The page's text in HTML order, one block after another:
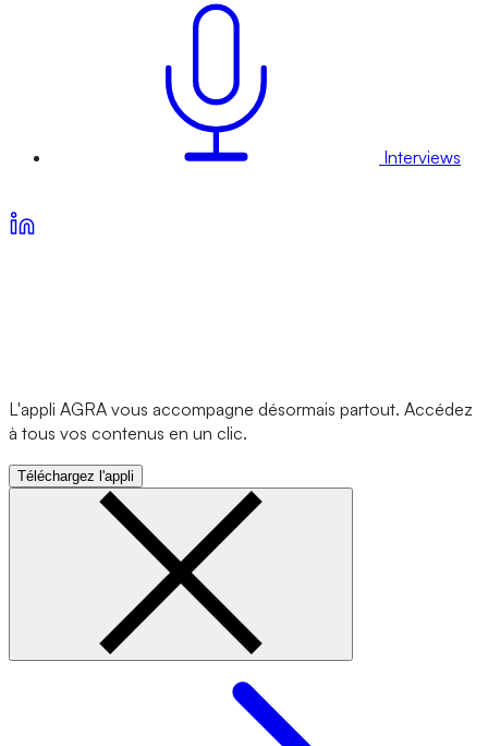
Interviews
L'appli AGRA vous accompagne désormais partout. Accédez
à tous vos contenus en un clic.
Téléchargez l'appli